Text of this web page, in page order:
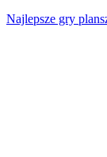
Najlepsze gry